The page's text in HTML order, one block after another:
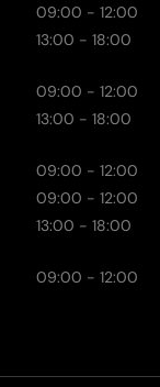
09:00 - 12:00
13:00 - 18:00
09:00 - 12:00
13:00 - 18:00
09:00 - 12:00
09:00 - 12:00
13:00 - 18:00
09:00 - 12:00